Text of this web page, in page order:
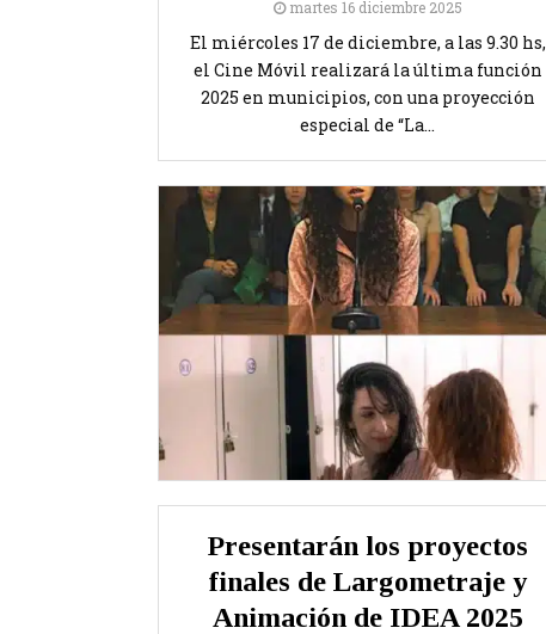
martes 16 diciembre 2025
El miércoles 17 de diciembre, a las 9.30 hs,
el Cine Móvil realizará la última función
2025 en municipios, con una proyección
especial de “La...
Presentarán los proyectos
finales de Largometraje y
Animación de IDEA 2025